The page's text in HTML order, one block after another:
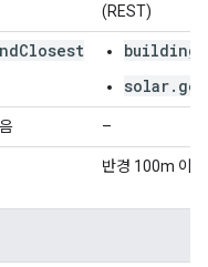
(REST)
solar.get
–
반경 100m 이하